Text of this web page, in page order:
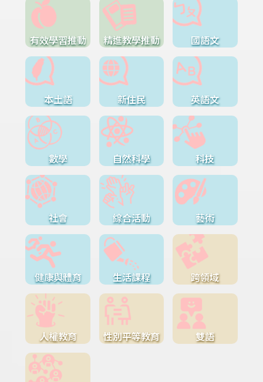
有效學習推動 精進教學推動 國語文
本土語 新住民 英語文
數學 自然科學 科技
社會 綜合活動 藝術
健康與體育 生活課程 跨領域
人權教育 性別平等教育 雙語